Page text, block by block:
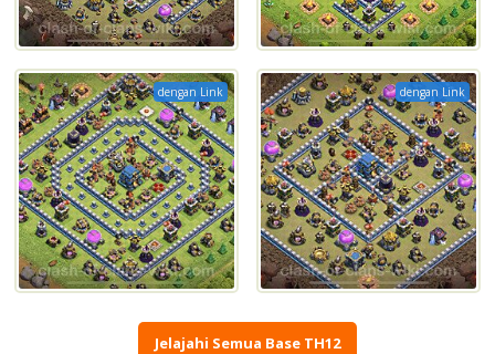
dengan Link dengan Link
Jelajahi Semua Base TH12